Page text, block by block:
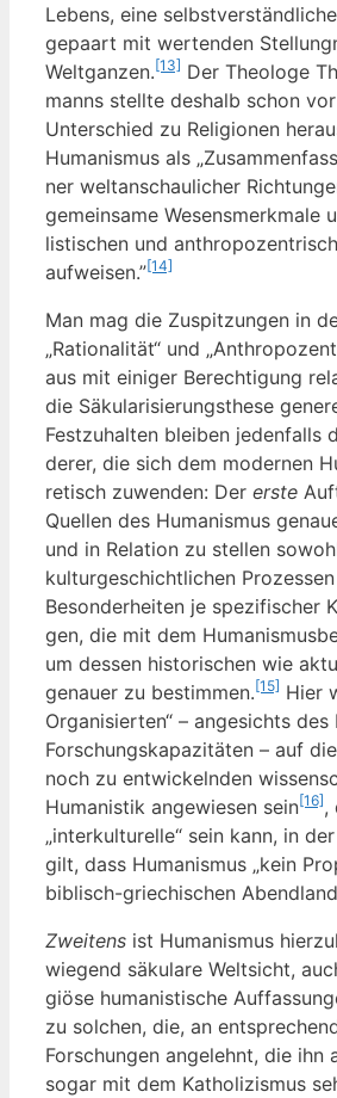
Lebens, eine
gepaart mit wer­ten­den
Welt­gan­zen.[13] Der Theo­lo­ge
manns stell­te des­halb schon
Unter­schied zu Reli­gio­nen
Huma­nis­mus als
ner welt­an­schau­li­cher
gemein­sa­me Wesens­merk­ma­le
lis­ti­schen und
auf­wei­sen.”[14]
Man mag die Zuspit­zun­gen in
„Ratio­na­li­tät“ und
aus mit eini­ger Berech­ti­gung
die Säku­la­ri­sie­rungs­the­se
Fest­zu­hal­ten blei­ben jeden­falls
derer, die sich dem moder­nen
re­tisch zuwen­den: Der ers­te
Quel­len des Huma­nis­mus
und in Rela­ti­on zu stel­len
kul­tur­ge­schicht­li­chen
Beson­der­hei­ten je spe­zi­fi­scher
gen, die mit dem
um des­sen his­to­ri­schen wie
genau­er zu bestim­men.[15] Hier
Orga­ni­sier­ten“ – ange­sichts des
For­schungs­ka­pa­zi­tä­ten – auf
noch zu ent­wi­ckeln­den
Huma­nis­tik ange­wie­sen sein[16],
„inter­kul­tu­rel­le“ sein kann, in
gilt, dass Huma­nis­mus „kein
biblisch-grie­chi­schen
Zwei­tens ist Huma­nis­mus
wie­gend säku­la­re Welt­sicht,
giö­se huma­nis­ti­sche
zu sol­chen, die, an
For­schun­gen ange­lehnt, die ihn
sogar mit dem Katho­li­zis­mus